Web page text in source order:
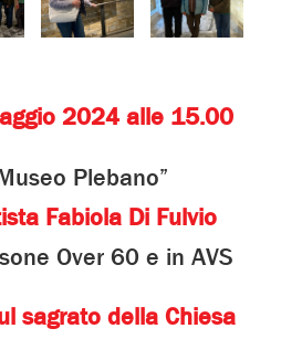
2024 alle 15.00
Plebano”
Fabiola Di Fulvio
Over 60 e in AVS
sagrato della Chiesa